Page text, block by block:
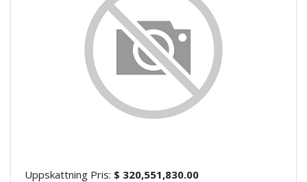
Uppskattning Pris: $ 320,551,830.00